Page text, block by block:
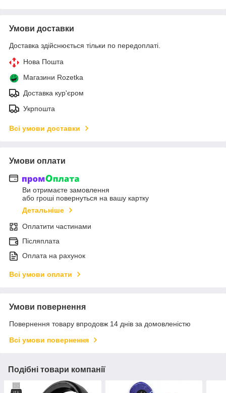
Умови доставки
Доставка здійснюється тільки по передоплаті.
Нова Пошта
Магазини Rozetka
Доставка кур'єром
Укрпошта
Всі умови доставки
Умови оплати
Ви отримаєте замовлення
або гроші повернуться на вашу картку
Детальніше
Оплатити частинами
Післяплата
Оплата на рахунок
Всі умови оплати
Умови повернення
Повернення товару впродовж 14 днів за домовленістю
Всі умови повернення
Подібні товари компанії